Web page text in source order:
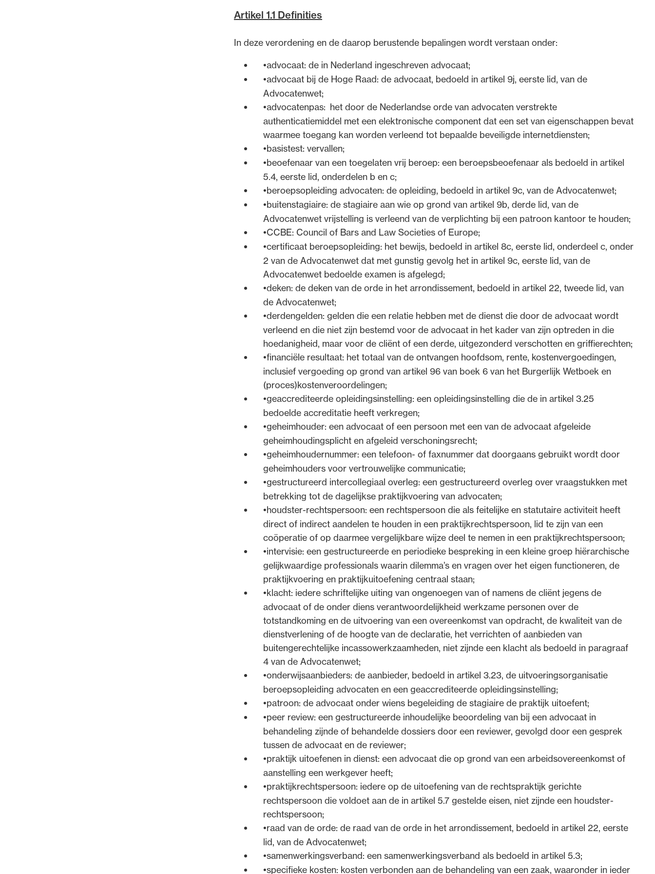
2. Totstandkoming verordening
De Verordening, toelichting en lagere regelgeving zijn tot stand gekomen als gevolg van het project
regelingen en reglementen van de Nederlandse orde van advocaten te herschrijven. Gedragsregels
bleven buiten beschouwing in het kader van de doorlichting. Het doel was om te komen tot
overzichtelijke en kwalitatief goede regelgeving voor de advocatuur.
Als gevolg van het project doorlichting zijn twaalf verordeningen en tien regelingen en reglementen
opgenomen in een enkele verordening en een enkele uitvoeringsregeling.
De verordening is tevens in lijn gebracht met de tekst van de Advocatenwet zoals deze luidt na de
aanpassingen van de Wet toezicht en positie advocatuur, die voor het merendeel met ingang van 1
januari 2015 in werking treedt (Stb. 2014, nr. 429). Artikel I, onderdeel R, (de wijziging van artikel
26) van die wet treedt op een later tijdstip in werking.
3. Reikwijdte verordening
De verordening is verbindend voor advocaten die op het tableau van de Nederlandse orde van
advocaten zijn ingeschreven (artikel 29, eerste lid, van de Advocatenwet). Dit betreft de advocaten,
bedoeld in artikel 1, eerste lid, van de Advocatenwet. Hieronder vallen zowel advocaten, die in
Nederland de universitaire rechtenstudie hebben afgerond en de beroepsopleiding volgen of
hebben afgerond, die op grond van artikel 2, eerste lid, van die wet om inschrijving hebben
verzocht, als advocaten, die in een ander land het recht hebben verkregen om de titel ‘advocaat’ te
voeren en die op grond van artikel 16h van die wet ingeschreven worden. Die laatste categorie
betreft advocaten die in een lidstaat behorend tot de Europese Economische Ruimte (EER) of
Zwitserland gerechtigd zijn het beroep van advocaat uit te oefenen onder hun oorspronkelijke
beroepstitel. De EER bestaat uit de lidstaten van de Europese Unie, IJsland, Noorwegen en
Liechtenstein. De Verordening is voor deze advocaten verbindend op grond van artikel 29 en
artikel 16k van de Advocatenwet.
Ook advocaten die niet in Nederland maar in een ander land in de EER of Zwitserland zijn
ingeschreven en die in Nederland incidenteel bij wijze van dienstverrichting werkzaamheden
uitoefenen, zijn gebonden aan de verordening.. Deze “bezoekende” advocaten uit die landen dienen
de beroepsregels in acht te nemen die gelden voor in Nederland ingeschreven advocaten, met
inbegrip van de verordeningen (artikelen 16d, tweede lid, 16f en 29 van de Advocatenwet).
De verordening is tevens verbindend voor rechtspersonen en samenwerkingsverbanden waarin
advocaten hun praktijk uitoefenen (artikel 29 van de Advocatenwet). Daarbij moet het gaan om
praktijkrechtspersonen en samenwerkingsverbanden in de zin van deze verordening.
Daarnaast is in enkele artikelen de reikwijdte van een afdeling of paragraaf nader bepaald
(bijvoorbeeld artikel 4.2 en artikel 6.1). In die artikelen wordt dan een onderscheid gemaakt naar
advocaten die op grond van artikel 16h van de Advocatenwet zijn ingeschreven of advocaat-
stagiaires.
Artikel 1.1 Definities
In deze verordening en de daarop berustende bepalingen wordt verstaan onder:
advocaat: de in Nederland ingeschreven advocaat;
advocaat bij de Hoge Raad: de advocaat, bedoeld in artikel 9j, eerste lid, van de
Advocatenwet;
advocatenpas: het door de Nederlandse orde van advocaten verstrekte
authenticatiemiddel met een elektronische component dat een set van eigenschappen bevat
waarmee toegang kan worden verleend tot bepaalde beveiligde internetdiensten;
basistest: vervallen;
beoefenaar van een toegelaten vrij beroep: een beroepsbeoefenaar als bedoeld in artikel
5.4, eerste lid, onderdelen b en c;
beroepsopleiding advocaten: de opleiding, bedoeld in artikel 9c, van de Advocatenwet;
buitenstagiaire: de stagiaire aan wie op grond van artikel 9b, derde lid, van de
Advocatenwet vrijstelling is verleend van de verplichting bij een patroon kantoor te houden;
CCBE: Council of Bars and Law Societies of Europe;
certificaat beroepsopleiding: het bewijs, bedoeld in artikel 8c, eerste lid, onderdeel c, onder
2 van de Advocatenwet dat met gunstig gevolg het in artikel 9c, eerste lid, van de
Advocatenwet bedoelde examen is afgelegd;
deken: de deken van de orde in het arrondissement, bedoeld in artikel 22, tweede lid, van
de Advocatenwet;
derdengelden: gelden die een relatie hebben met de dienst die door de advocaat wordt
verleend en die niet zijn bestemd voor de advocaat in het kader van zijn optreden in die
hoedanigheid, maar voor de cliënt of een derde, uitgezonderd verschotten en griffierechten;
financiële resultaat: het totaal van de ontvangen hoofdsom, rente, kostenvergoedingen,
inclusief vergoeding op grond van artikel 96 van boek 6 van het Burgerlijk Wetboek en
(proces)kostenveroordelingen;
geaccrediteerde opleidingsinstelling: een opleidingsinstelling die de in artikel 3.25
bedoelde accreditatie heeft verkregen;
geheimhouder: een advocaat of een persoon met een van de advocaat afgeleide
geheimhoudingsplicht en afgeleid verschoningsrecht;
geheimhoudernummer: een telefoon- of faxnummer dat doorgaans gebruikt wordt door
geheimhouders voor vertrouwelijke communicatie;
gestructureerd intercollegiaal overleg: een gestructureerd overleg over vraagstukken met
betrekking tot de dagelijkse praktijkvoering van advocaten;
houdster-rechtspersoon: een rechtspersoon die als feitelijke en statutaire activiteit heeft
direct of indirect aandelen te houden in een praktijkrechtspersoon, lid te zijn van een
coöperatie of op daarmee vergelijkbare wijze deel te nemen in een praktijkrechtspersoon;
intervisie: een gestructureerde en periodieke bespreking in een kleine groep hiërarchische
gelijkwaardige professionals waarin dilemma’s en vragen over het eigen functioneren, de
praktijkvoering en praktijkuitoefening centraal staan;
klacht: iedere schriftelijke uiting van ongenoegen van of namens de cliënt jegens de
advocaat of de onder diens verantwoordelijkheid werkzame personen over de
totstandkoming en de uitvoering van een overeenkomst van opdracht, de kwaliteit van de
dienstverlening of de hoogte van de declaratie, het verrichten of aanbieden van
buitengerechtelijke incassowerkzaamheden, niet zijnde een klacht als bedoeld in paragraaf
4 van de Advocatenwet;
onderwijsaanbieders: de aanbieder, bedoeld in artikel 3.23, de uitvoeringsorganisatie
beroepsopleiding advocaten en een geaccrediteerde opleidingsinstelling;
patroon: de advocaat onder wiens begeleiding de stagiaire de praktijk uitoefent;
peer review: een gestructureerde inhoudelijke beoordeling van bij een advocaat in
behandeling zijnde of behandelde dossiers door een reviewer, gevolgd door een gesprek
tussen de advocaat en de reviewer;
praktijk uitoefenen in dienst: een advocaat die op grond van een arbeidsovereenkomst of
aanstelling een werkgever heeft;
praktijkrechtspersoon: iedere op de uitoefening van de rechtspraktijk gerichte
rechtspersoon die voldoet aan de in artikel 5.7 gestelde eisen, niet zijnde een houdster-
rechtspersoon;
raad van de orde: de raad van de orde in het arrondissement, bedoeld in artikel 22, eerste
lid, van de Advocatenwet;
samenwerkingsverband: een samenwerkingsverband als bedoeld in artikel 5.3;
specifieke kosten: kosten verbonden aan de behandeling van een zaak, waaronder in ieder